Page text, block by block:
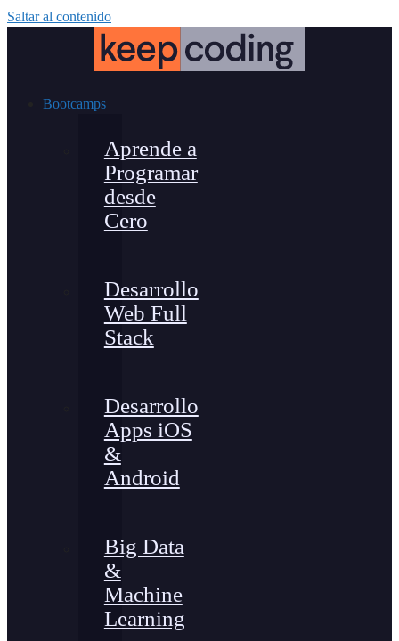
Saltar al contenido
Bootcamps
Aprende a
Programar
desde
Cero
Desarrollo
Web Full
Stack
Desarrollo
Apps iOS
&
Android
Big Data
&
Machine
Learning